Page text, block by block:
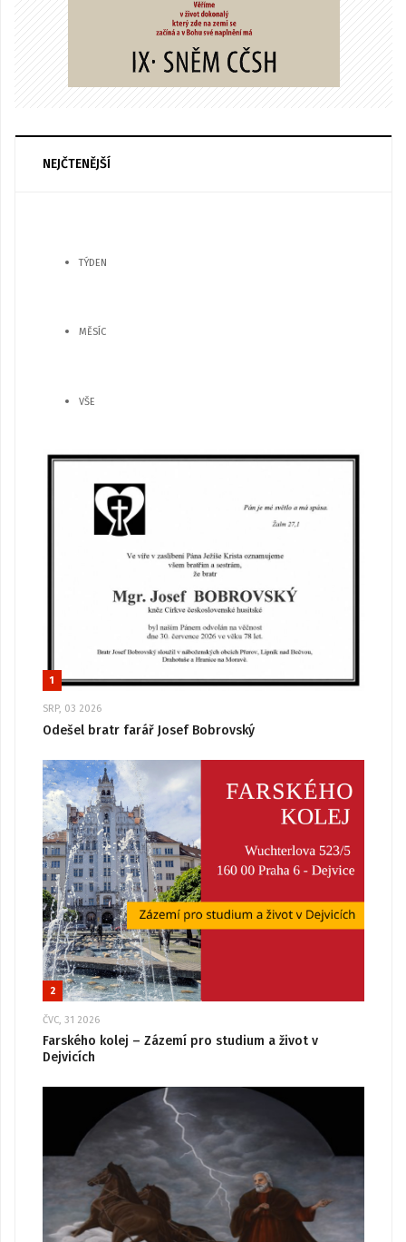
NEJČTENĚJŠÍ
TÝDEN
MĚSÍC
VŠE
1
SRP, 03 2026
Odešel bratr farář Josef Bobrovský
2
ČVC, 31 2026
Farského kolej – Zázemí pro studium a život v
Dejvicích